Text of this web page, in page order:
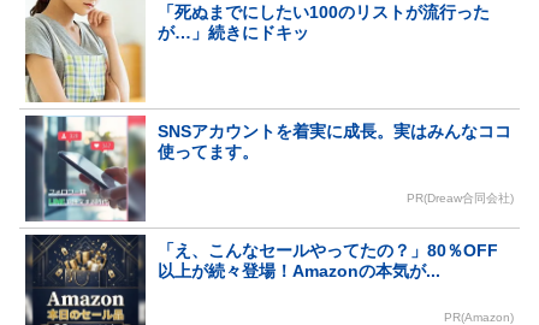
「死ぬまでにしたい100のリストが流行った
が…」続きにドキッ
SNSアカウントを着実に成長。実はみんなココ
使ってます。
PR(Dreaw合同会社)
「え、こんなセールやってたの？」80％OFF
以上が続々登場！Amazonの本気が...
PR(Amazon)